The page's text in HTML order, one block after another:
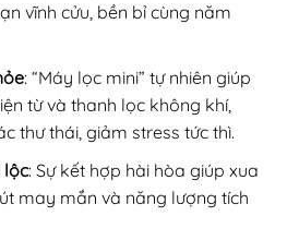
vĩnh cửu, bền bỉ cùng năm
: “Máy lọc mini” tự nhiên giúp
từ và thanh lọc không khí,
thư thái, giảm stress tức thì.
lộc: Sự kết hợp hài hòa giúp xua
may mắn và năng lượng tích